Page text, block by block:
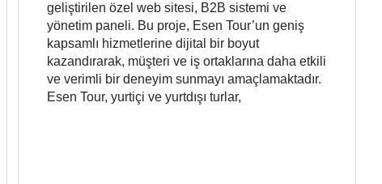
geliştirilen özel web sitesi, B2B sistemi ve
yönetim paneli. Bu proje, Esen Tour’un geniş
kapsamlı hizmetlerine dijital bir boyut
kazandırarak, müşteri ve iş ortaklarına daha etkili
ve verimli bir deneyim sunmayı amaçlamaktadır.
Esen Tour, yurtiçi ve yurtdışı turlar,